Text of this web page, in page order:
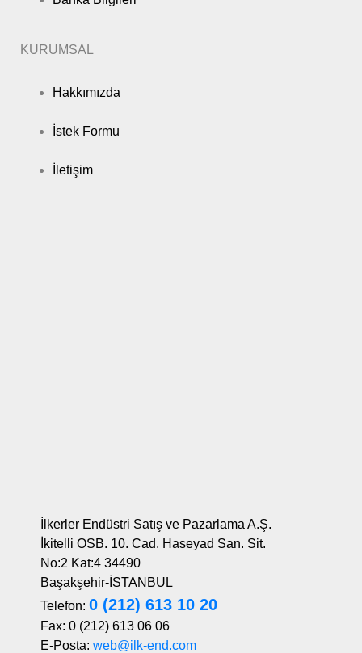
KURUMSAL
Hakkımızda
İstek Formu
İletişim
İlkerler Endüstri Satış ve Pazarlama A.Ş.
İkitelli OSB. 10. Cad. Haseyad San. Sit.
No:2 Kat:4 34490
Başakşehir-İSTANBUL
Telefon: 0 (212) 613 10 20
Fax: 0 (212) 613 06 06
E-Posta: web@ilk-end.com